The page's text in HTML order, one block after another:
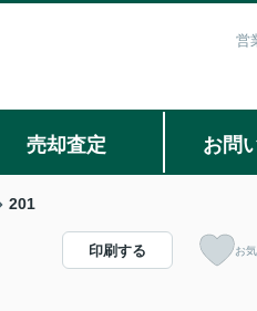
営
売却査定 お問
201
印刷する お